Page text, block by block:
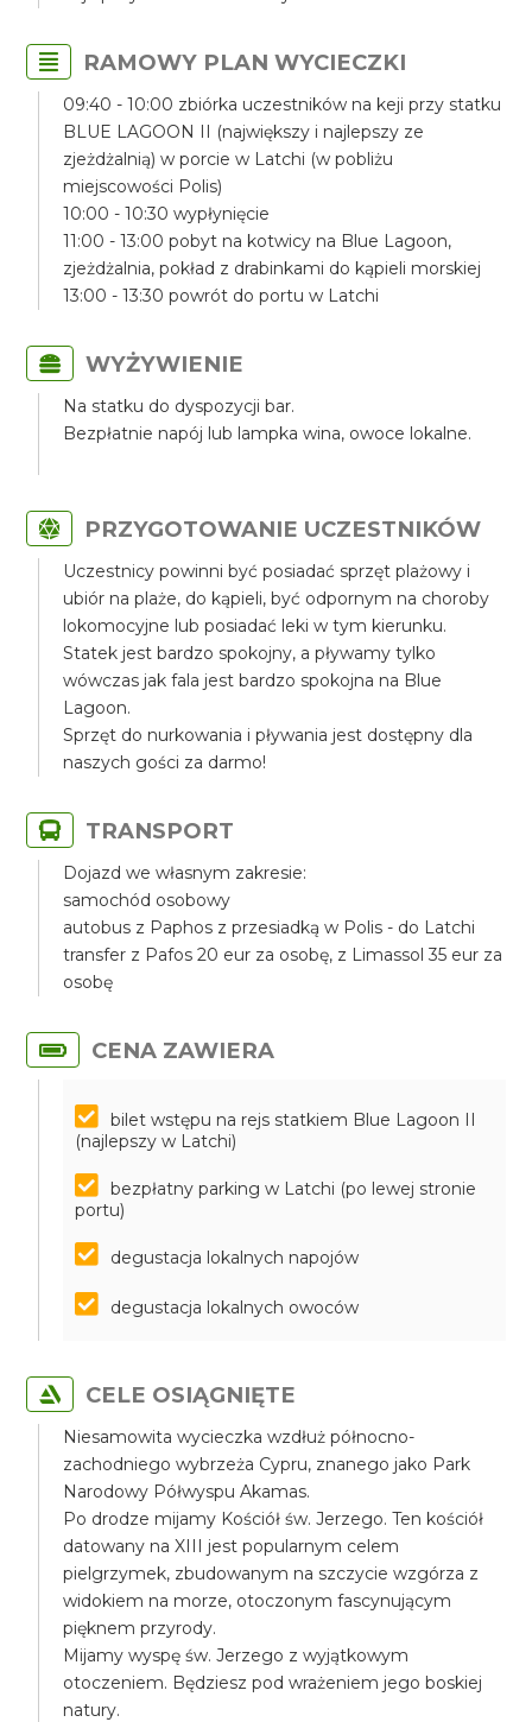
RAMOWY PLAN WYCIECZKI
09:40 - 10:00 zbiórka uczestników na keji przy statku
BLUE LAGOON II (największy i najlepszy ze
zjeżdżalnią) w porcie w Latchi (w pobliżu
miejscowości Polis)
10:00 - 10:30 wypłynięcie
11:00 - 13:00 pobyt na kotwicy na Blue Lagoon,
zjeżdżalnia, pokład z drabinkami do kąpieli morskiej
13:00 - 13:30 powrót do portu w Latchi
WYŻYWIENIE
Na statku do dyspozycji bar.
Bezpłatnie napój lub lampka wina, owoce lokalne.
PRZYGOTOWANIE UCZESTNIKÓW
Uczestnicy powinni być posiadać sprzęt plażowy i
ubiór na plaże, do kąpieli, być odpornym na choroby
lokomocyjne lub posiadać leki w tym kierunku.
Statek jest bardzo spokojny, a pływamy tylko
wówczas jak fala jest bardzo spokojna na Blue
Lagoon.
Sprzęt do nurkowania i pływania jest dostępny dla
naszych gości za darmo!
TRANSPORT
Dojazd we własnym zakresie:
samochód osobowy
autobus z Paphos z przesiadką w Polis - do Latchi
transfer z Pafos 20 eur za osobę, z Limassol 35 eur za
osobę
CENA ZAWIERA
bilet wstępu na rejs statkiem Blue Lagoon II
(najlepszy w Latchi)
bezpłatny parking w Latchi (po lewej stronie
portu)
degustacja lokalnych napojów
degustacja lokalnych owoców
CELE OSIĄGNIĘTE
Niesamowita wycieczka wzdłuż północno-
zachodniego wybrzeża Cypru, znanego jako Park
Narodowy Półwyspu Akamas.
Po drodze mijamy Kościół św. Jerzego. Ten kościół
datowany na XIII jest popularnym celem
pielgrzymek, zbudowanym na szczycie wzgórza z
widokiem na morze, otoczonym fascynującym
pięknem przyrody.
Mijamy wyspę św. Jerzego z wyjątkowym
otoczeniem. Będziesz pod wrażeniem jego boskiej
natury.